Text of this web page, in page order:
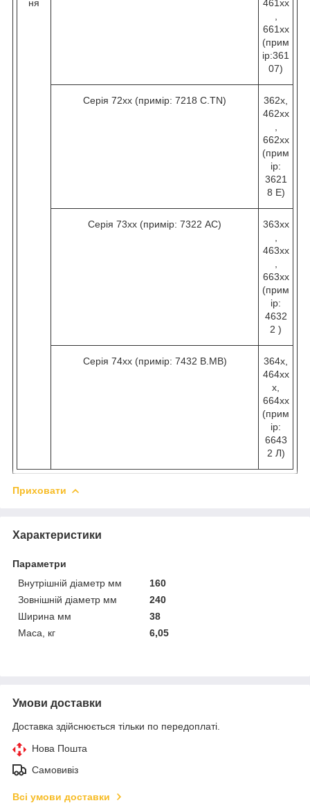
ня
461хх
661хх
(прим
ір:361
07)
Серія 72хх (примір: 7218 C.TN)
362х,
462хх
662хх
(прим
ір:
3621
8 Е)
Серія 73хх (примір: 7322 AC)
363хх
463хх
663хх
(прим
ір:
4632
2 )
Серія 74хх (примір: 7432 B.МВ)
364х,
464хх
х,
664хх
(прим
ір:
6643
2 Л)
Приховати
Характеристики
Параметри
Внутрішній діаметр мм
160
Зовнішній діаметр мм
240
Ширина мм
38
Маса, кг
6,05
Умови доставки
Доставка здійснюється тільки по передоплаті.
Нова Пошта
Самовивіз
Всі умови доставки